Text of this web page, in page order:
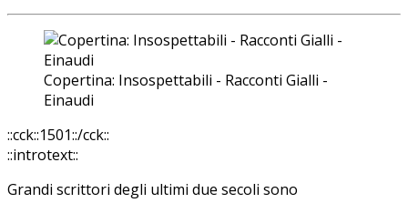
Copertina: Insospettabili - Racconti Gialli -
Einaudi
::cck::1501::/cck::
::introtext::
Grandi scrittori degli ultimi due secoli sono